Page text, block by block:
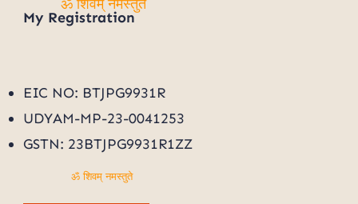
My Registration
EIC NO: BTJPG9931R
UDYAM-MP-23-0041253
GSTN: 23BTJPG9931R1ZZ
ॐ शिवम् नमस्तुते